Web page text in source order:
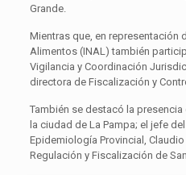
Grande.
Mientras que, en representación
Alimentos (INAL) también
Vigilancia y Coordinación
directora de Fiscalización y
También se destacó la
la ciudad de La Pampa; el jefe
Epidemiología Provincial,
Regulación y Fiscalización de